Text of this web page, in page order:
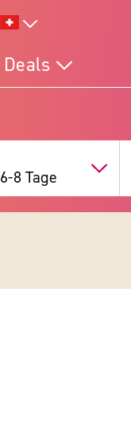
Deals
6-8 Tage